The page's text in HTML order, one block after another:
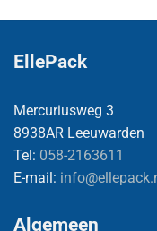
EllePack
Mercuriusweg 3
8938AR Leeuwarden
Tel: 058-2163611
E-mail:
Algemeen